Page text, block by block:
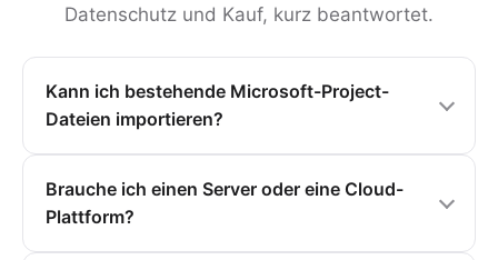
Datenschutz und Kauf, kurz beantwortet.
Kann ich bestehende Microsoft-Project-
Dateien importieren?
Brauche ich einen Server oder eine Cloud-
Plattform?